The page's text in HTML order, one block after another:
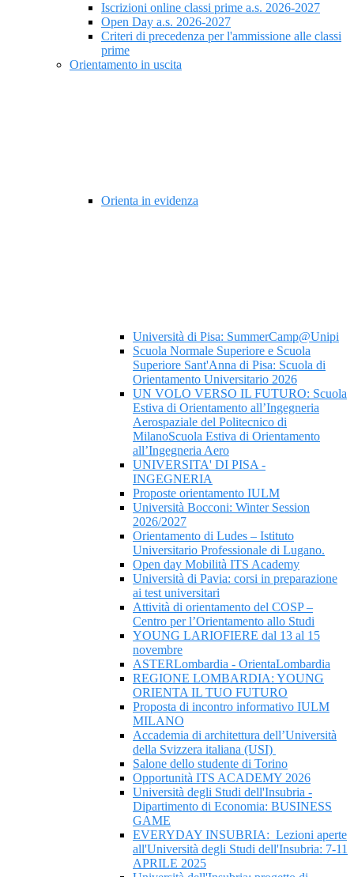
Iscrizioni online classi prime a.s. 2026-2027
Open Day a.s. 2026-2027
Criteri di precedenza per l'ammissione alle classi
prime
Orientamento in uscita
Orienta in evidenza
Università di Pisa: SummerCamp@Unipi
Scuola Normale Superiore e Scuola
Superiore Sant'Anna di Pisa: Scuola di
Orientamento Universitario 2026
UN VOLO VERSO IL FUTURO: Scuola
Estiva di Orientamento all’Ingegneria
Aerospaziale del Politecnico di
MilanoScuola Estiva di Orientamento
all’Ingegneria Aero
UNIVERSITA' DI PISA -
INGEGNERIA
Proposte orientamento IULM
Università Bocconi: Winter Session
2026/2027
Orientamento di Ludes – Istituto
Universitario Professionale di Lugano.
Open day Mobilità ITS Academy
Università di Pavia: corsi in preparazione
ai test universitari
Attività di orientamento del COSP –
Centro per l’Orientamento allo Studi
YOUNG LARIOFIERE dal 13 al 15
novembre
ASTERLombardia - OrientaLombardia
REGIONE LOMBARDIA: YOUNG
ORIENTA IL TUO FUTURO
Proposta di incontro informativo IULM
MILANO
Accademia di architettura dell’Università
della Svizzera italiana (USI)
Salone dello studente di Torino
Opportunità ITS ACADEMY 2026
Università degli Studi dell'Insubria -
Dipartimento di Economia: BUSINESS
GAME
EVERYDAY INSUBRIA: Lezioni aperte
all'Università degli Studi dell'Insubria: 7-11
APRILE 2025